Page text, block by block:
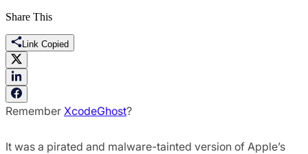
Share This
Link Copied
Remember XcodeGhost?
It was a pirated and malware-tainted version of Apple’s